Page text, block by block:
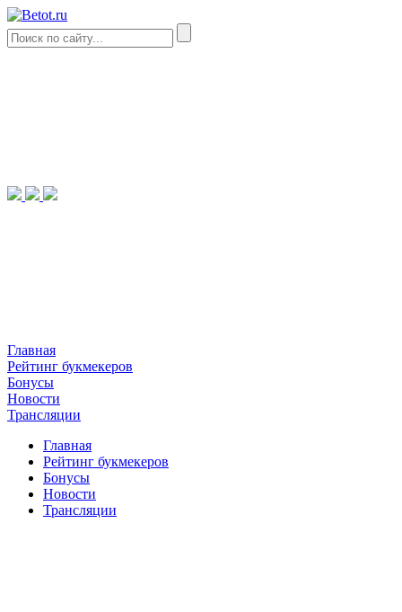
Главная
Рейтинг букмекеров
Бонусы
Новости
Трансляции
Главная
Рейтинг букмекеров
Бонусы
Новости
Трансляции